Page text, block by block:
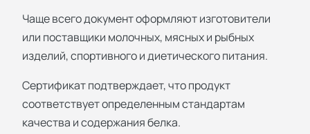
Чаще всего документ оформляют изготовители
или поставщики молочных, мясных и рыбных
изделий, спортивного и диетического питания.
Сертификат подтверждает, что продукт
соответствует определенным стандартам
качества и содержания белка.